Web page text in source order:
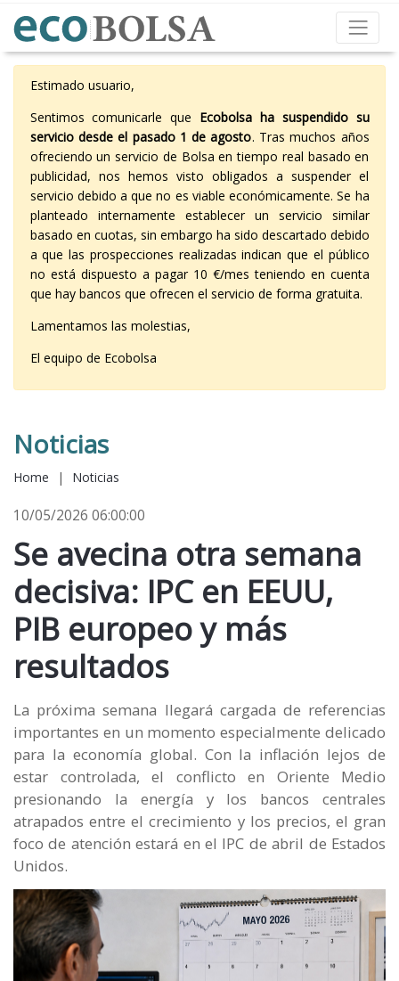
Estimado usuario,
Sentimos comunicarle que Ecobolsa ha suspendido su
servicio desde el pasado 1 de agosto. Tras muchos años
ofreciendo un servicio de Bolsa en tiempo real basado en
publicidad, nos hemos visto obligados a suspender el
servicio debido a que no es viable económicamente. Se ha
planteado internamente establecer un servicio similar
basado en cuotas, sin embargo ha sido descartado debido
a que las prospecciones realizadas indican que el público
no está dispuesto a pagar 10 €/mes teniendo en cuenta
que hay bancos que ofrecen el servicio de forma gratuita.
Lamentamos las molestias,
El equipo de Ecobolsa
Noticias
Home | Noticias
10/05/2026 06:00:00
Se avecina otra semana
decisiva: IPC en EEUU,
PIB europeo y más
resultados
La próxima semana llegará cargada de referencias
importantes en un momento especialmente delicado
para la economía global. Con la inflación lejos de
estar controlada, el conflicto en Oriente Medio
presionando la energía y los bancos centrales
atrapados entre el crecimiento y los precios, el gran
foco de atención estará en el IPC de abril de Estados
Unidos.